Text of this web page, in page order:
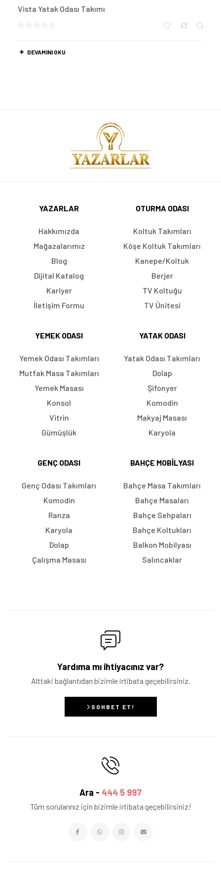
Vista Yatak Odası Takımı
DEVAMINI OKU
YAZARLAR
Hakkımızda
Mağazalarımız
Blog
Dijital Katalog
Kariyer
İletişim Formu
OTURMA ODASI
Koltuk Takımları
Köşe Koltuk Takımları
Kanepe/Koltuk
Berjer
TV Koltuğu
TV Ünitesi
YEMEK ODASI
Yemek Odası Takımları
Mutfak Masa Takımları
Yemek Masası
Konsol
Vitrin
Gümüşlük
YATAK ODASI
Yatak Odası Takımları
Dolap
Şifonyer
Komodin
Makyaj Masası
Karyola
GENÇ ODASI
Genç Odası Takımları
Komodin
Ranza
Karyola
Dolap
Çalışma Masası
BAHÇE MOBILYASI
Bahçe Masa Takımları
Bahçe Masaları
Bahçe Sehpaları
Bahçe Koltukları
Balkon Mobilyası
Salıncaklar
Yardıma mı ihtiyacınız var?
Alttaki bağlantıdan bizimle irtibata geçebilirsiniz.
SOHBET ET!
Ara - 444 5 997
Tüm sorularınız için bizimle irtibata geçebilirsiniz!